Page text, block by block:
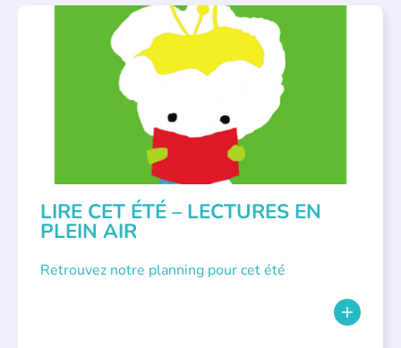
BIBLIOTHÈQUES ÉVÉNEMENTS , LECTURE INDIVIDUALISÉE
LITTÉRATURE JEUNESSE
LIRE CET ÉTÉ – LECTURES EN
PLEIN AIR
Retrouvez notre planning pour cet été